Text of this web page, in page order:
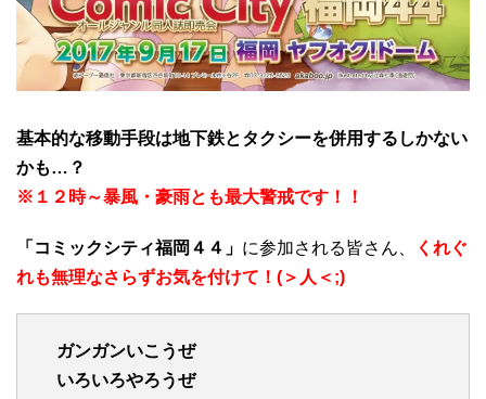
基本的な移動手段は地下鉄とタクシーを併用するしかない
かも…？
※１２時～暴風・豪雨とも最大警戒です！！
「コミックシティ福岡４４」 に参加される皆さん、
くれぐ
れも無理なさらずお気を付けて！(＞人＜;)
ガンガンいこうぜ
いろいろやろうぜ